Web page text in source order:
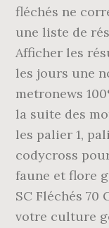
fléchés ne
une liste de
Afficher les
les jours une
metronews
la suite des
les palier 1,
codycross
faune et flore
SC Fléchés
votre culture